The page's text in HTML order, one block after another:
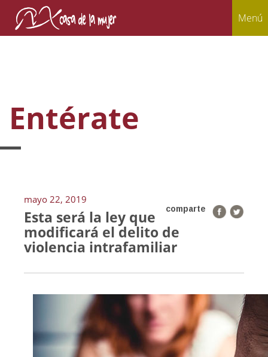
Menú
Entérate
mayo 22, 2019
comparte
Esta será la ley que
modificará el delito de
violencia intrafamiliar